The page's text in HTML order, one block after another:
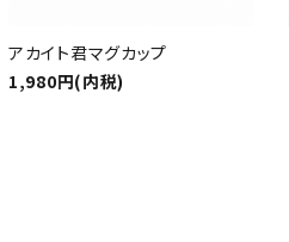
アカイト君マグカップ
1,980円(内税)